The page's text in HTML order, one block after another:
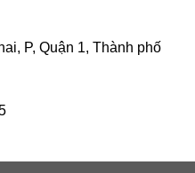
P, Quận 1, Thành phố